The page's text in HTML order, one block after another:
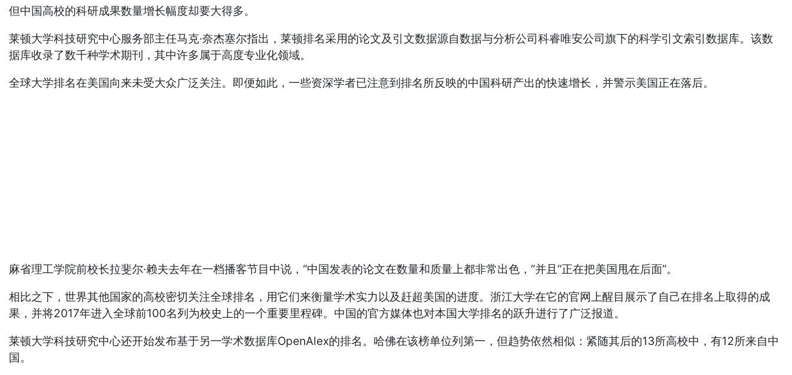
但中国高校的科研成果数量增长幅度却要大得多。
莱顿大学科技研究中心服务部主任马克·奈杰塞尔指出，莱顿排名采用的论文及引文数据源自数据与分析公司科睿唯安公司旗下的科学引文索引数据库。该数
据库收录了数千种学术期刊，其中许多属于高度专业化领域。
全球大学排名在美国向来未受大众广泛关注。即便如此，一些资深学者已注意到排名所反映的中国科研产出的快速增长，并警示美国正在落后。
麻省理工学院前校长拉斐尔·赖夫去年在一档播客节目中说，“中国发表的论文在数量和质量上都非常出色，”并且“正在把美国甩在后面”。
相比之下，世界其他国家的高校密切关注全球排名，用它们来衡量学术实力以及赶超美国的进度。浙江大学在它的官网上醒目展示了自己在排名上取得的成
果，并将2017年进入全球前100名列为校史上的一个重要里程碑。中国的官方媒体也对本国大学排名的跃升进行了广泛报道。
莱顿大学科技研究中心还开始发布基于另一学术数据库OpenAlex的排名。哈佛在该榜单位列第一，但趋势依然相似：紧随其后的13所高校中，有12所来自中
国。